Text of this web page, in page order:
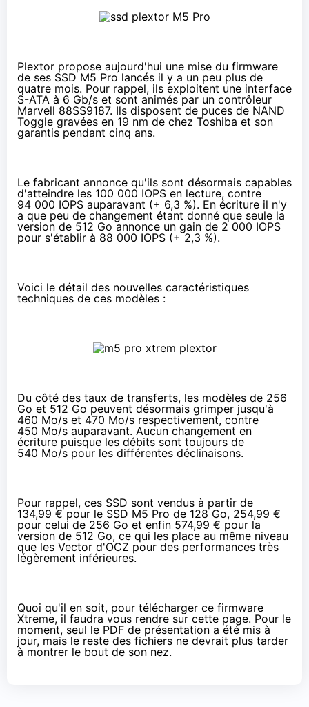
Plextor propose aujourd'hui une mise du firmware
de ses SSD M5 Pro lancés il y a un peu plus de
quatre mois. Pour rappel, ils exploitent une interface
S-ATA à 6 Gb/s et sont animés par un contrôleur
Marvell 88SS9187. Ils disposent de puces de NAND
Toggle gravées en 19 nm de chez Toshiba et son
garantis pendant cinq ans.
Le fabricant annonce qu'ils sont désormais capables
d'atteindre les 100 000 IOPS en lecture, contre
94 000 IOPS auparavant (+ 6,3 %). En écriture il n'y
a que peu de changement étant donné que seule la
version de 512 Go annonce un gain de 2 000 IOPS
pour s'établir à 88 000 IOPS (+ 2,3 %).
Voici le détail des nouvelles caractéristiques
techniques de ces modèles :
Du côté des taux de transferts, les modèles de 256
Go et 512 Go peuvent désormais grimper jusqu'à
460 Mo/s et 470 Mo/s respectivement, contre
450 Mo/s auparavant. Aucun changement en
écriture puisque les débits sont toujours de
540 Mo/s pour les différentes déclinaisons.
Pour rappel, ces SSD sont vendus à partir de
134,99 €pour le SSD M5 Pro de 128 Go, 254,99 €
pour celui de 256 Go et enfin 574,99 € pour la
version de 512 Go, ce qui les place au même niveau
que les Vector d'OCZ pour des performances très
légèrement inférieures.
Quoi qu'il en soit, pour télécharger ce firmware
Xtreme, il faudra vous rendre sur cette page. Pour le
moment, seul le PDF de présentation a été mis à
jour, mais le reste des fichiers ne devrait plus tarder
à montrer le bout de son nez.